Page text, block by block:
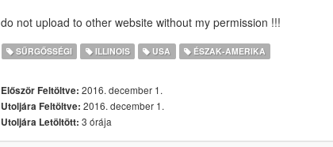
do not upload to other website without my permission !!!
SŰRGŐSSÉGI ILLINOIS USA ÉSZAK-AMERIKA
Először Feltöltve: 2016. december 1.
Utoljára Feltöltve: 2016. december 1.
Utoljára Letöltött: 3 órája